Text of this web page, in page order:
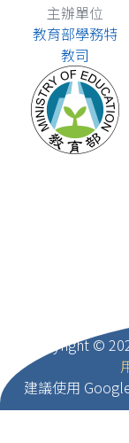
主辦單位
教育部學務特
教司
Copyright ©
建議使用